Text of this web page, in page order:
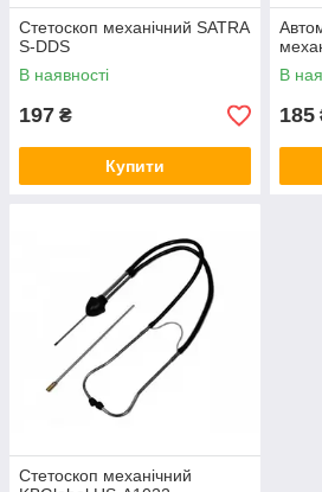
Стетоскоп механічний SATRA
S-DDS
В наявності
197 ₴
Купити
В
185
Стетоскоп механічний